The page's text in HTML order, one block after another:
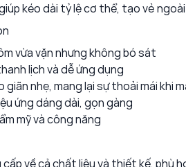
kéo dài tỷ lệ cơ thể, tạo vẻ
vừa vặn nhưng không bó sát
lịch và dễ ứng dụng
nhẹ, mang lại sự thoải mái khi
ứng dáng dài, gọn gàng
mỹ và công năng
về cả chất liệu và thiết kế, phù